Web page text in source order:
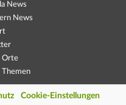
News
News
Orte
Themen
Cookie-Einstellungen